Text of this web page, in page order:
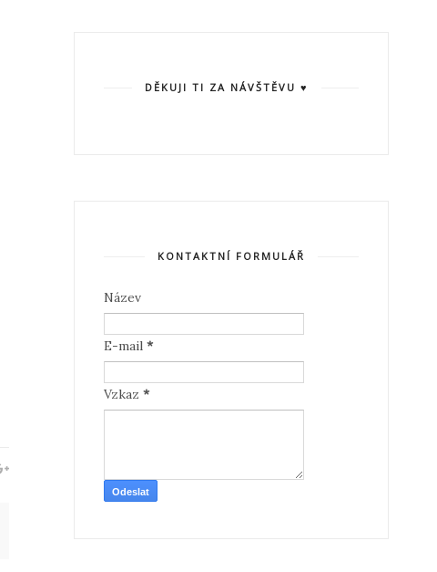
DĚKUJI TI ZA NÁVŠTĚVU ♥
KONTAKTNÍ FORMULÁŘ
Název
E-mail *
Vzkaz *